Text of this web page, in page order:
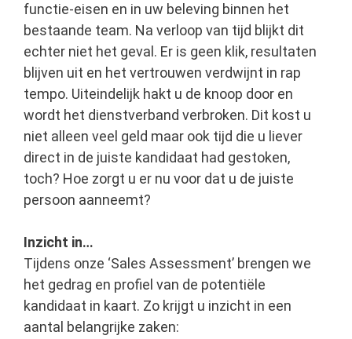
functie-eisen en in uw beleving binnen het
bestaande team. Na verloop van tijd blijkt dit
echter niet het geval. Er is geen klik, resultaten
blijven uit en het vertrouwen verdwijnt in rap
tempo. Uiteindelijk hakt u de knoop door en
wordt het dienstverband verbroken. Dit kost u
niet alleen veel geld maar ook tijd die u liever
direct in de juiste kandidaat had gestoken,
toch? Hoe zorgt u er nu voor dat u de juiste
persoon aanneemt?
Inzicht in…
Tijdens onze ‘Sales Assessment’ brengen we
het gedrag en profiel van de potentiële
kandidaat in kaart. Zo krijgt u inzicht in een
aantal belangrijke zaken: